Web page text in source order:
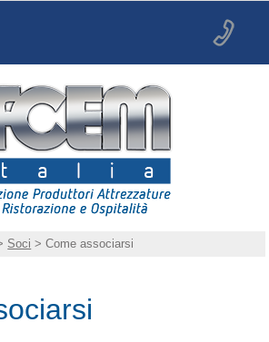
Soci > Come associarsi